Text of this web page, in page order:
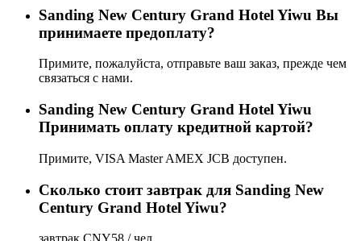
Sanding New Century Grand Hotel Yiwu Вы
принимаете предоплату?
Примите, пожалуйста, отправьте ваш заказ, прежде чем
связаться с нами.
Sanding New Century Grand Hotel Yiwu
Принимать оплату кредитной картой?
Примите, VISA Master AMEX JCB доступен.
Сколько стоит завтрак для Sanding New
Century Grand Hotel Yiwu?